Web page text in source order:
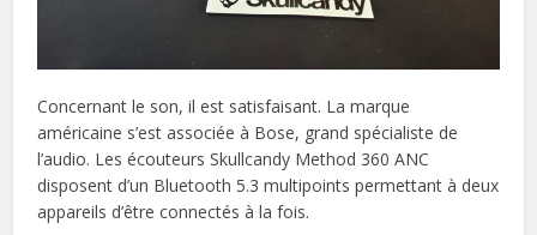
Concernant le son, il est satisfaisant. La marque
américaine s’est associée à Bose, grand spécialiste de
l’audio. Les écouteurs Skullcandy Method 360 ANC
disposent d’un Bluetooth 5.3 multipoints permettant à deux
appareils d’être connectés à la fois.